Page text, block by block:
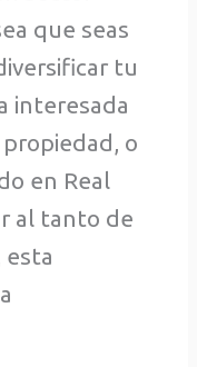
que seas
tu
interesada
o
en Real
al tanto de
esta